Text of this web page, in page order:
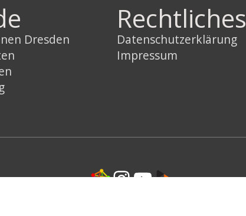
Dresden
Rechtliches
Datenschutzerklärung
Impressum
LinkInstagram
YouTube
Link